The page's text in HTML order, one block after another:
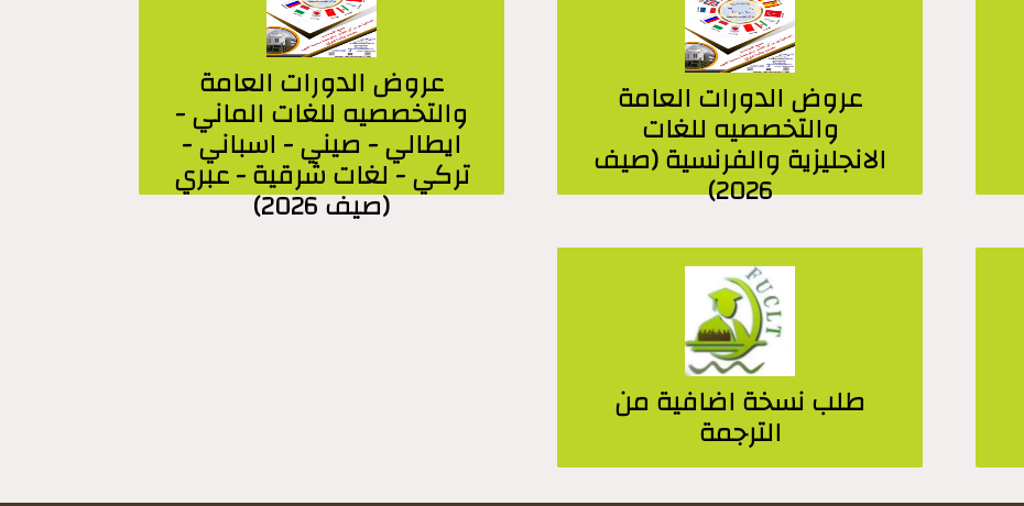
عروض الدورات العامة
والتخصصيه للغات
الانجليزية والفرنسية (صيف
2026)
عروض الدورات العامة
والتخصصيه للغات الماني -
ايطالي - صيني - اسباني -
تركي - لغات شرقية - عبري
(صيف 2026)
طلب نسخة اضافية من
الترجمة